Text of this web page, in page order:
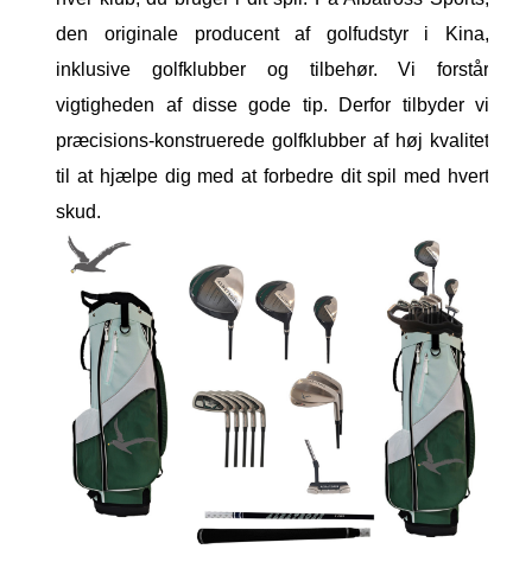
den originale producent af golfudstyr i Kina,
inklusive golfklubber og tilbehør. Vi forstår
vigtigheden af ​​disse gode tip. Derfor tilbyder vi
præcisions-konstruerede golfklubber af høj kvalitet
til at hjælpe dig med at forbedre dit spil med hvert
skud.